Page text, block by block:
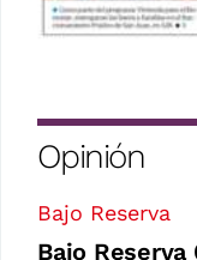
Opinión
Bajo Reserva
Bajo